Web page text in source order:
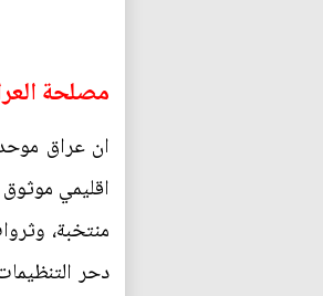
مصلحة
ان عراق
اقليمي
منتخبة،
دحر